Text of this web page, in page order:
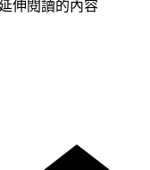
伸閱讀的內容